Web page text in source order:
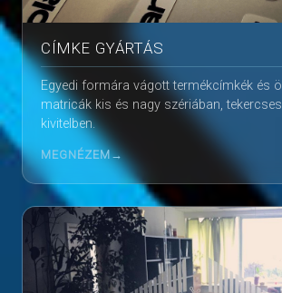
CÍMKE GYÁRTÁS
Egyedi formára vágott termékcímkék és
matricák kis és nagy szériában,
kivitelben.
MEGNÉZEM